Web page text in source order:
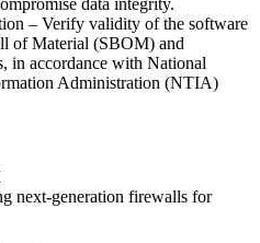
– Verify validity of the software
of Material (SBOM) and
in accordance with National
Administration (NTIA)
next-generation firewalls for